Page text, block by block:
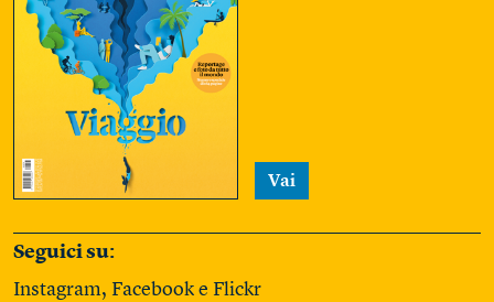
Vai
Seguici su:
Instagram, Facebook e Flickr